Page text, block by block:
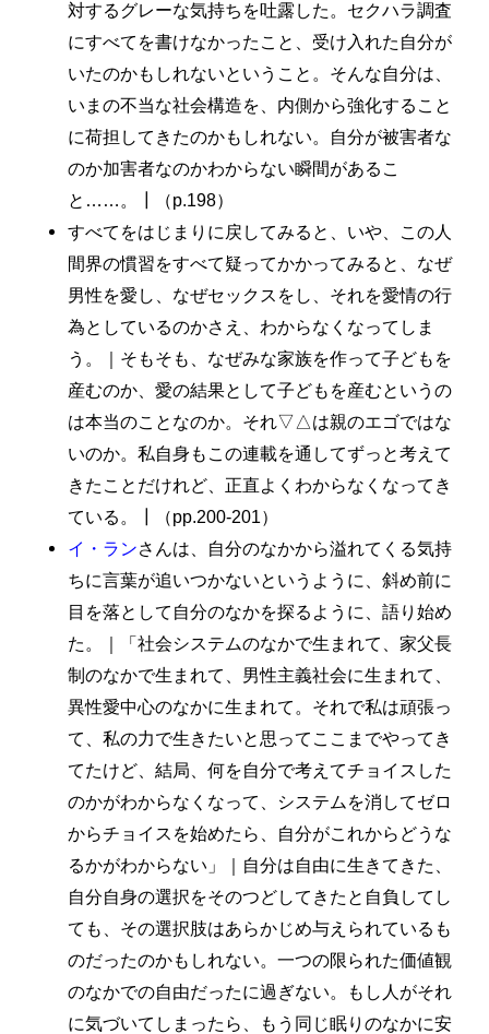
対するグレーな気持ちを吐露した。セクハラ調査
にすべてを書けなかったこと、受け入れた自分が
いたのかもしれないということ。そんな自分は、
いまの不当な社会構造を、内側から強化すること
に荷担してきたのかもしれない。自分が被害者な
のか加害者なのかわからない瞬間があるこ
と……。┃（p.198）
すべてをはじまりに戻してみると、いや、この人
間界の慣習をすべて疑ってかかってみると、なぜ
男性を愛し、なぜセックスをし、それを愛情の行
為としているのかさえ、わからなくなってしま
う。｜そもそも、なぜみな家族を作って子どもを
産むのか、愛の結果として子どもを産むというの
は本当のことなのか。それ▽△は親のエゴではな
いのか。私自身もこの連載を通してずっと考えて
きたことだけれど、正直よくわからなくなってき
ている。┃（pp.200-201）
イ・ランさんは、自分のなかから溢れてくる気持
ちに言葉が追いつかないというように、斜め前に
目を落として自分のなかを探るように、語り始め
た。｜「社会システムのなかで生まれて、家父長
制のなかで生まれて、男性主義社会に生まれて、
異性愛中心のなかに生まれて。それで私は頑張っ
て、私の力で生きたいと思ってここまでやってき
てたけど、結局、何を自分で考えてチョイスした
のかがわからなくなって、システムを消してゼロ
からチョイスを始めたら、自分がこれからどうな
るかがわからない」｜自分は自由に生きてきた、
自分自身の選択をそのつどしてきたと自負してし
ても、その選択肢はあらかじめ与えられているも
のだったのかもしれない。一つの限られた価値観
のなかでの自由だったに過ぎない。もし人がそれ
に気づいてしまったら、もう同じ眠りのなかに安